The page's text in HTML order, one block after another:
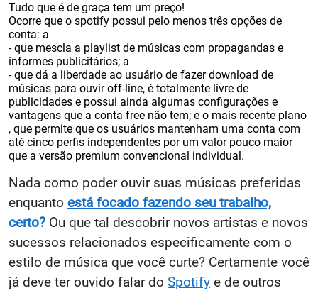
Nada como poder ouvir suas músicas preferidas
enquanto está focado fazendo seu trabalho,
certo? Ou que tal descobrir novos artistas e novos
sucessos relacionados especificamente com o
estilo de música que você curte? Certamente você
já deve ter ouvido falar do Spotify e de outros
Tudo que é de graça tem um preço!
Ocorre que o spotify possui pelo menos três opções de
conta: a
- que mescla a playlist de músicas com propagandas e
informes publicitários; a
- que dá a liberdade ao usuário de fazer download de
músicas para ouvir off-line, é totalmente livre de
publicidades e possui ainda algumas configurações e
vantagens que a conta free não tem; e o mais recente plano
, que permite que os usuários mantenham uma conta com
até cinco perfis independentes por um valor pouco maior
que a versão premium convencional individual.